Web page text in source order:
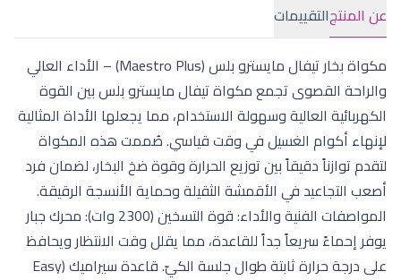
عن المنتجالتقييمات
مكواة بخار تيفال مايسترو بلس (Maestro Plus) – الأداء العالي
والراحة القصوى تجمع مكواة تيفال مايسترو بلس بين القوة
الكهربائية العالية وسهولة الاستخدام، مما يجعلها الأداة المثالية
لإنهاء أكوام الغسيل في وقت قياسي. صُممت هذه المكواة
لتقدم توازناً دقيقاً بين توزيع الحرارة وقوة ضخ البخار، لضمان فرد
أصعب التجاعيد في الأقمشة الثقيلة وحماية الأنسجة الرقيقة.
المواصفات الفنية والأداء: قوة التسخين (2300 وات): محرك جبار
يوفر إحماءً سريعاً جداً للقاعدة، مما يقلل وقت الانتظار ويحافظ
على درجة حرارة ثابتة طوال جلسة الكيّ. قاعدة سيراميك (Easy